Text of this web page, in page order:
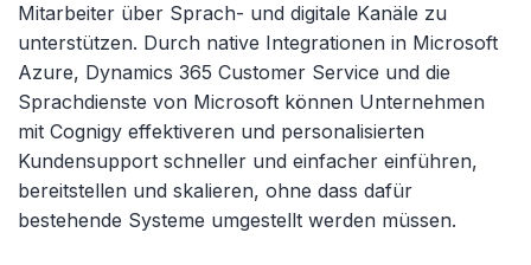
Mitarbeiter über Sprach- und digitale Kanäle zu
unterstützen. Durch native Integrationen in Microsoft
Azure, Dynamics 365 Customer Service und die
Sprachdienste von Microsoft können Unternehmen
mit Cognigy effektiveren und personalisierten
Kundensupport schneller und einfacher einführen,
bereitstellen und skalieren, ohne dass dafür
bestehende Systeme umgestellt werden müssen.